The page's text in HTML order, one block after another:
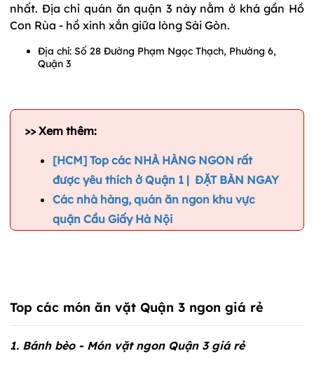
nhất. Địa chỉ quán ăn quận 3 này nằm ở khá gần Hồ
Con Rùa - hồ xinh xắn giữa lòng Sài Gòn.
Địa chỉ: Số 28 Đường Phạm Ngọc Thạch, Phường 6,
Quận 3
>> Xem thêm:
[HCM] Top các NHÀ HÀNG NGON rất
được yêu thích ở Quận 1 | ĐẶT BÀN NGAY
Các nhà hàng, quán ăn ngon khu vực
quận Cầu Giấy Hà Nội
Top các món ăn vặt Quận 3 ngon giá rẻ
1. Bánh bèo - Món vặt ngon Quận 3 giá rẻ